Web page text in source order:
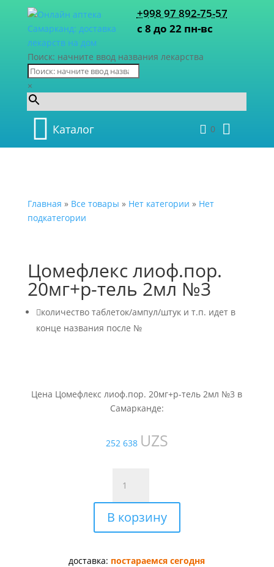
+998 97 892-75-57
с 8 до 22 пн-вс
Поиск: начните ввод названия лекарства
×
Каталог 0
Главная » Все товары » Нет категории » Нет
подкатегории
Цомефлекс лиоф.пор.
20мг+р-тель 2мл №3
количество таблеток/ампул/штук и т.п. идет в
конце названия после №
Цена Цомефлекс лиоф.пор. 20мг+р-тель 2мл №3 в
Самарканде:
252 638 UZS
товара
Цомефлекс
лиоф.пор.
20мг+р-
2мл
В корзину
доставка: постараемся сегодня